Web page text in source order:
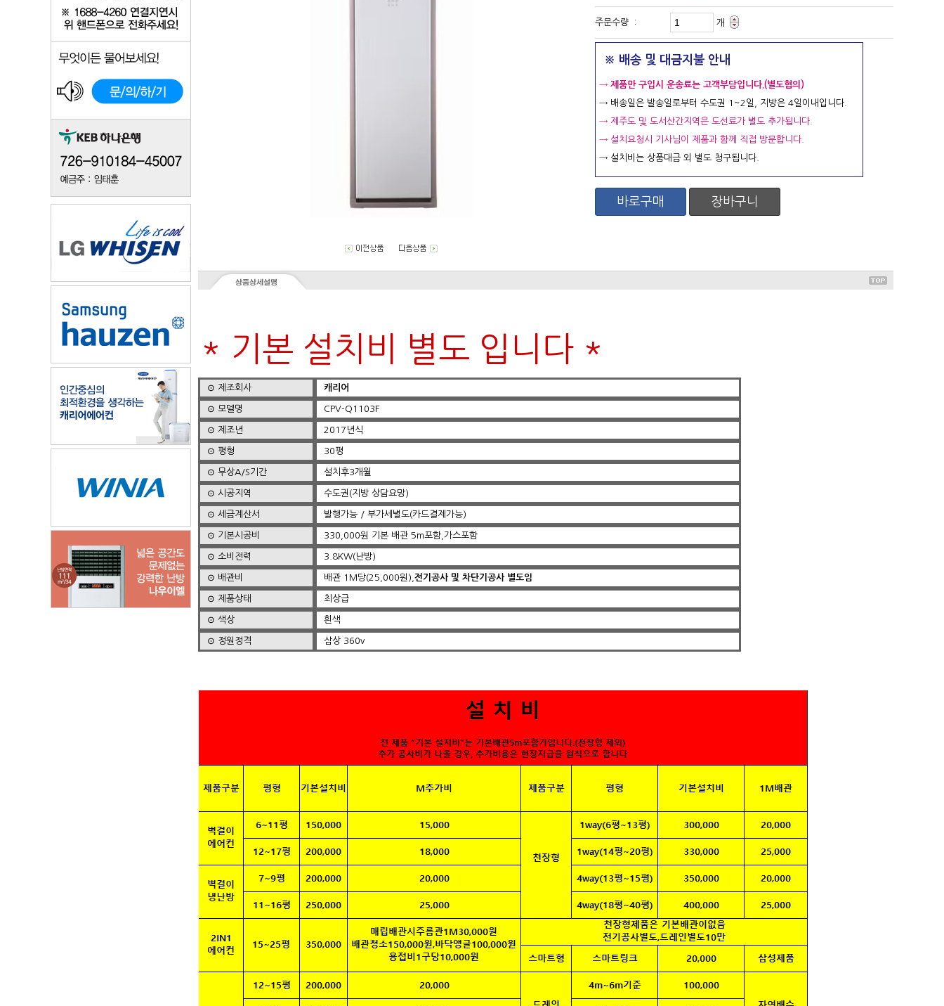
주문수량 : 개
※ 배송 및 대금지불 안내
→ 제품만 구입시 운송료는 고객부담입니다.(별도협의)
→ 배송일은 발송일로부터 수도권 1~2일, 지방은 4일이내입니다.
→ 제주도 및 도서산간지역은 도선료가 별도 추가됩니다.
→ 설치요청시 기사님이 제품과 함께 직접 방문합니다.
→ 설치비는 상품대금 외 별도 청구됩니다.
바로구매 장바구니
* 기본 설치비 별도 입니다 *
⊙ 제조회사 캐리어
⊙ 모델명 CPV-Q1103F
⊙ 제조년 2017년식
⊙ 평형 30평
⊙ 무상A/S기간 설치후3개월
⊙ 시공지역 수도권(지방 상담요망)
⊙ 세금계산서 발행가능 / 부가세별도(카드결제가능)
⊙ 기본시공비 330,000원 기본 배관 5m포함,가스포함
⊙ 소비전력 3.8KW(난방)
⊙ 배관비 배관 1M당(25,000원), 전기공사 및 차단기공사 별도임
⊙ 제품상태 최상급
⊙ 색상 흰색
⊙ 정원정격 삼상 360v